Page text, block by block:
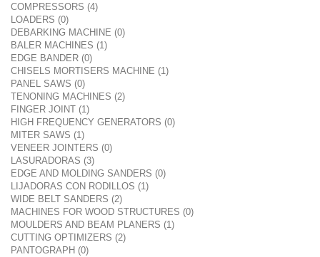
COMPRESSORS (4)
LOADERS (0)
DEBARKING MACHINE (0)
BALER MACHINES (1)
EDGE BANDER (0)
CHISELS MORTISERS MACHINE (1)
PANEL SAWS (0)
TENONING MACHINES (2)
FINGER JOINT (1)
HIGH FREQUENCY GENERATORS (0)
MITER SAWS (1)
VENEER JOINTERS (0)
LASURADORAS (3)
EDGE AND MOLDING SANDERS (0)
LIJADORAS CON RODILLOS (1)
WIDE BELT SANDERS (2)
MACHINES FOR WOOD STRUCTURES (0)
MOULDERS AND BEAM PLANERS (1)
CUTTING OPTIMIZERS (2)
PANTOGRAPH (0)